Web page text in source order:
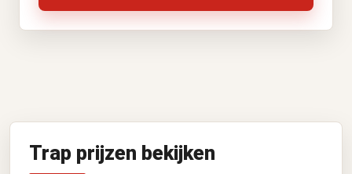
Trap prijzen bekijken